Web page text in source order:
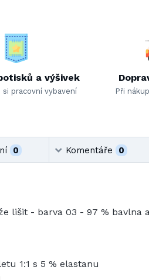
a výšivek
si pracovní vybavení Při
0 Komentáře 0
lišit - barva 03 - 97 % bavlna
1:1 s 5 % elastanu